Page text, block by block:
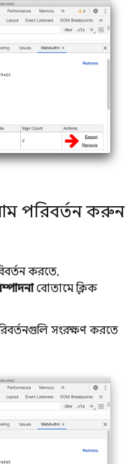
পরিবর্তন করুন
করতে,
বোতামে ক্লিক
সংরক্ষণ করতে